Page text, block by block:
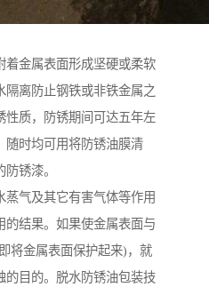
着金属表面形成坚硬或柔软
隔离防止钢铁或非铁金属之
性质，防锈期间可达五年左
随时均可用将防锈油膜清
锈漆。
蒸气及其它有害气体等作用
的结果。如果使金属表面与
将金属表面保护起来)，就
的目的。脱水防锈油包装技